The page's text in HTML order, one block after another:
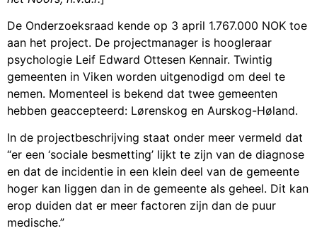
De Onderzoeksraad kende op 3 april 1.767.000 NOK toe
aan het project. De projectmanager is hoogleraar
psychologie Leif Edward Ottesen Kennair. Twintig
gemeenten in Viken worden uitgenodigd om deel te
nemen. Momenteel is bekend dat twee gemeenten
hebben geaccepteerd: Lørenskog en Aurskog-Høland.
In de projectbeschrijving staat onder meer vermeld dat
“er een ‘sociale besmetting’ lijkt te zijn van de diagnose
en dat de incidentie in een klein deel van de gemeente
hoger kan liggen dan in de gemeente als geheel. Dit kan
erop duiden dat er meer factoren zijn dan de puur
medische.”